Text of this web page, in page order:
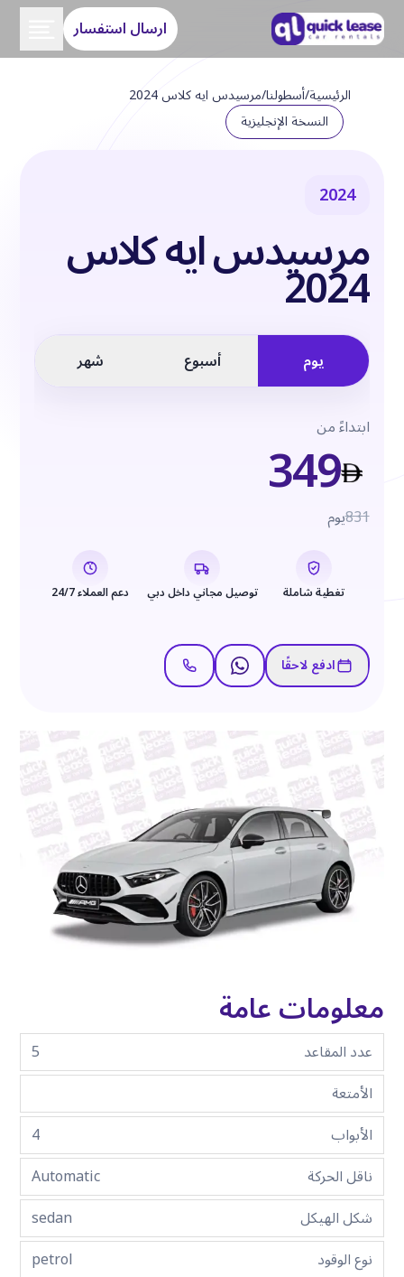
ارسال استفسار
الرئيسية/أسطولنا/مرسيدس ايه كلاس 2024
النسخة الإنجليزية
2024
مرسيدس ايه كلاس
2024
يوم أسبوع شهر
ابتداءً من349831يوم
تغطية شاملة توصيل مجاني داخل دبي دعم العملاء 24/7
ادفع لاحقًا
معلومات عامة
عدد المقاعد
5
الأمتعة
الأبواب
4
ناقل الحركة
Automatic
شكل الهيكل
sedan
نوع الوقود
petrol